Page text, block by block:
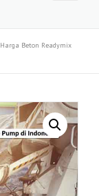
Harga Beton Readymix